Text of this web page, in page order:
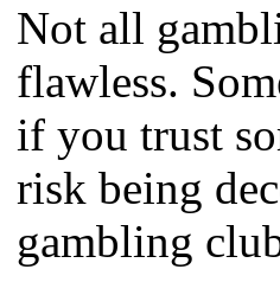
Not all
flawless.
if you trust
risk being
gambling